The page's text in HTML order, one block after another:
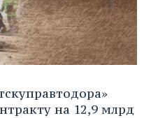
на 12,9 млрд